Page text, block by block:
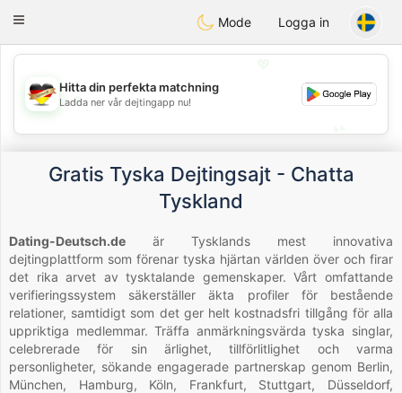
Deutsch Dating
Toggle
Mode Logga in
💖
💕
Hitta din perfekta matchning
Ladda ner vår dejtingapp nu!
Gratis Tyska Dejtingsajt - Chatta
Tyskland
Dating-Deutsch.de är Tysklands mest innovativa
dejtingplattform som förenar tyska hjärtan världen över och firar
det rika arvet av tysktalande gemenskaper. Vårt omfattande
verifieringssystem säkerställer äkta profiler för bestående
relationer, samtidigt som det ger helt kostnadsfri tillgång för alla
uppriktiga medlemmar. Träffa anmärkningsvärda tyska singlar,
celebrerade för sin ärlighet, tillförlitlighet och varma
personligheter, sökande engagerade partnerskap genom Berlin,
München, Hamburg, Köln, Frankfurt, Stuttgart, Düsseldorf,